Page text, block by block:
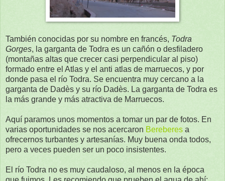
También conocidas por su nombre en francés, Todra
Gorges, la garganta de Todra es un cañón o desfiladero
(montañas altas que crecer casi perpendicular al piso)
formado entre el Atlas y el anti atlas de marruecos, y por
donde pasa el río Todra. Se encuentra muy cercano a la
garganta de Dadès y su río Dadès. La garganta de Todra es
la más grande y más atractiva de Marruecos.
Aquí paramos unos momentos a tomar un par de fotos. En
varias oportunidades se nos acercaron Bereberes a
ofrecernos turbantes y artesanías. Muy buena onda todos,
pero a veces pueden ser un poco insistentes.
El río Todra no es muy caudaloso, al menos en la época